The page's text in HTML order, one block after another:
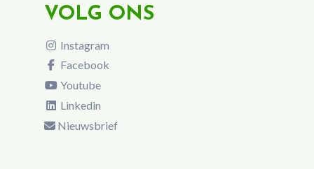
VOLG ONS
Instagram
Facebook
Youtube
Linkedin
Nieuwsbrief